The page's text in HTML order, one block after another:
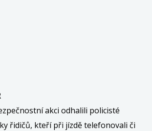
akci odhalili policisté
řidičů, kteří při jízdě telefonovali či